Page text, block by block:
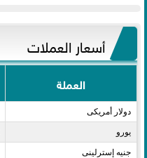
أسعار العملات
العملة
دولار أمريكى​
يورو​
جنيه إسترلينى​